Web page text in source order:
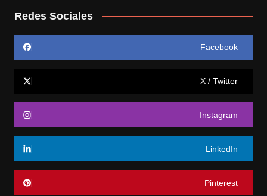
Redes Sociales
Facebook
X / Twitter
Instagram
LinkedIn
Pinterest